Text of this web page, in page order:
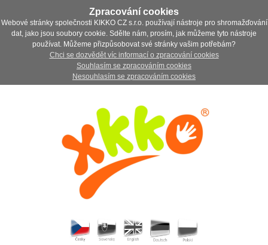
Zpracování cookies
Webové stránky společnosti KIKKO CZ s.r.o. používají nástroje pro shromažďování
dat, jako jsou soubory cookie. Sdělte nám, prosím, jak můžeme tyto nástroje
používat. Můžeme přizpůsobovat své stránky vašim potřebám?
Chci se dozvědět víc informací o zpracování cookies
Souhlasím se zpracováním cookies
Nesouhlasím se zpracováním cookies